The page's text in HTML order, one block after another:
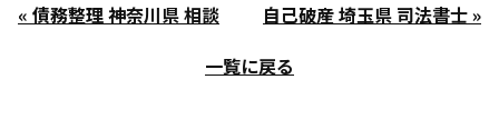
« 債務整理 神奈川県 相談
自己破産 埼玉県 司法書士 »
一覧に戻る